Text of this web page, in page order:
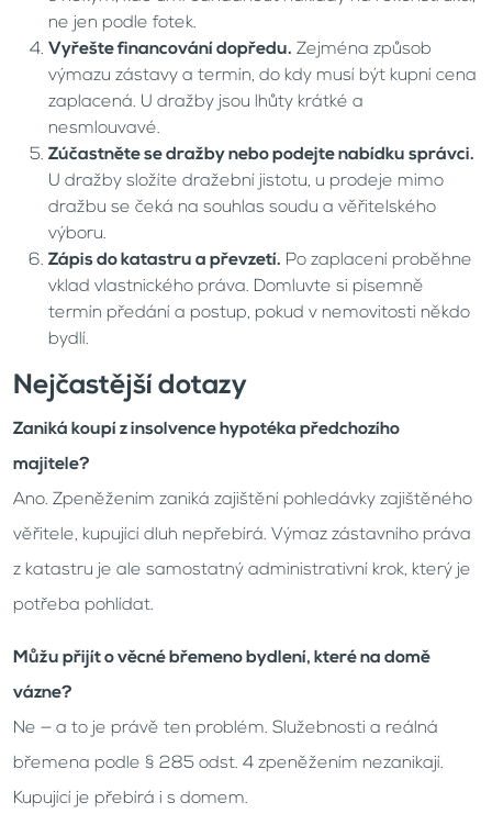
ne jen podle fotek.
Vyřešte financování dopředu. Zejména způsob
výmazu zástavy a termín, do kdy musí být kupní cena
zaplacená. U dražby jsou lhůty krátké a
nesmlouvavé.
Zúčastněte se dražby nebo podejte nabídku správci.
U dražby složíte dražební jistotu, u prodeje mimo
dražbu se čeká na souhlas soudu a věřitelského
výboru.
Zápis do katastru a převzetí. Po zaplacení proběhne
vklad vlastnického práva. Domluvte si písemně
termín předání a postup, pokud v nemovitosti někdo
bydlí.
Nejčastější dotazy
Zaniká koupí z insolvence hypotéka předchozího
majitele?
Ano. Zpeněžením zaniká zajištění pohledávky zajištěného
věřitele, kupující dluh nepřebírá. Výmaz zástavního práva
z katastru je ale samostatný administrativní krok, který je
potřeba pohlídat.
Můžu přijít o věcné břemeno bydlení, které na domě
vázne?
Ne — a to je právě ten problém. Služebnosti a reálná
břemena podle § 285 odst. 4 zpeněžením nezanikají.
Kupující je přebírá i s domem.